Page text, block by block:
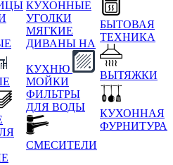
КУХОННЫЕ
УГОЛКИ
МЯГКИЕ
ДИВАНЫ НА
КУХНЮ
МОЙКИ
ФИЛЬТРЫ
ДЛЯ ВОДЫ
СМЕСИТЕЛИ
БЫТОВАЯ
ТЕХНИКА
ВЫТЯЖКИ
КУХОННАЯ
ФУРНИТУРА